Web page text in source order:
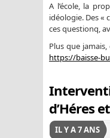
A l’école, la
idéologie. Des «
ces questionq,
Plus que
https://baisse-
d’Héres
IL Y A 7 ANS